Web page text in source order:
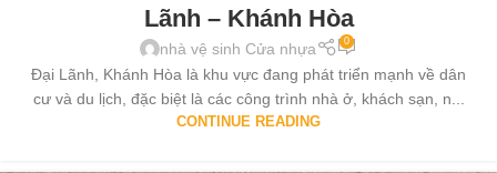
Lãnh – Khánh Hòa
nhà vệ sinh Cửa nhựa 0
Đại Lãnh, Khánh Hòa là khu vực đang phát triển mạnh về dân
cư và du lịch, đặc biệt là các công trình nhà ở, khách sạn, n...
CONTINUE READING